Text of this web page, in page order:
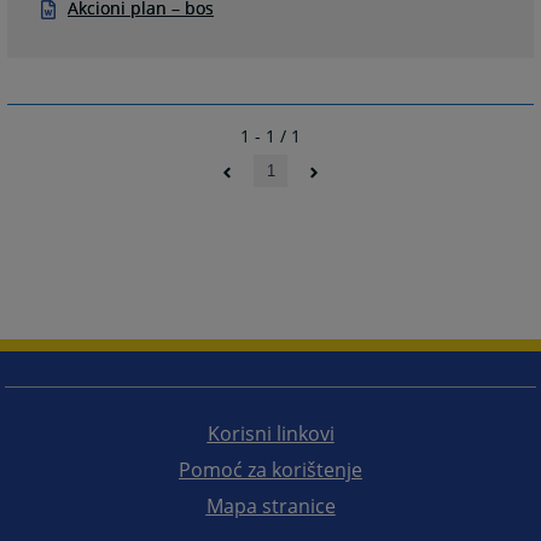
Akcioni plan – bos
1 - 1 / 1
1
Korisni linkovi
Pomoć za korištenje
Mapa stranice